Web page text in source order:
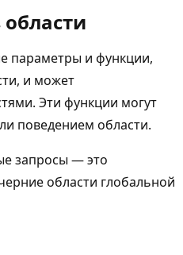
параметры и функции,
и может
Эти функции могут
поведением области.
запросы — это
области глобальной